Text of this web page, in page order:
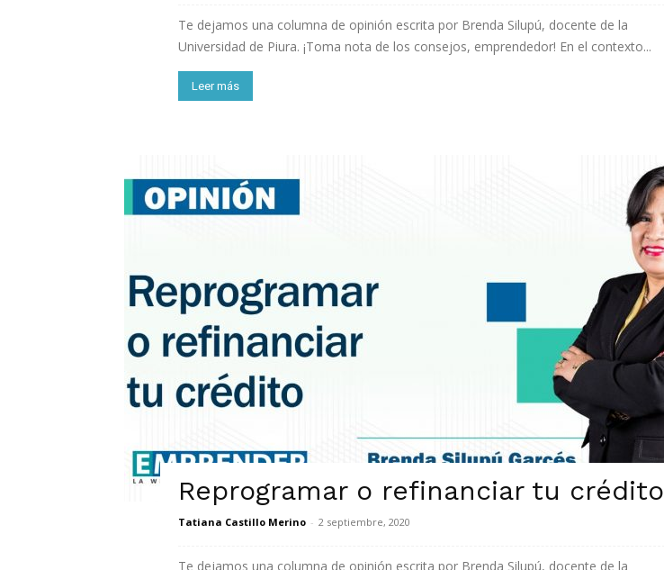
Te dejamos una columna de opinión escrita por Brenda Silupú, docente de la
Universidad de Piura. ¡Toma nota de los consejos, emprendedor! En el contexto...
Leer más
Reprogramar o refinanciar tu crédito
Tatiana Castillo Merino - 2 septiembre, 2020
Te dejamos una columna de opinión escrita por Brenda Silupú, docente de la